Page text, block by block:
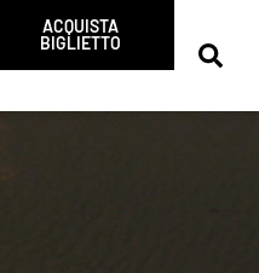
ACQUISTA
BIGLIETTO